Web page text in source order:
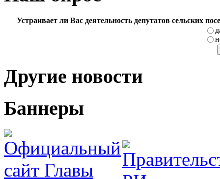
Устраивает ли Вас деятельность депутатов сельских
Другие новости
Баннеры